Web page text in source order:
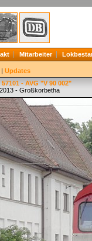
Mitarbeiter
| Updates
- AVG "V 90 002"
- Großkorbetha